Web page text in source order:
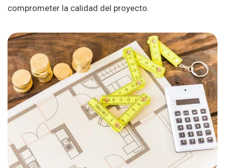
comprometer la calidad del proyecto.